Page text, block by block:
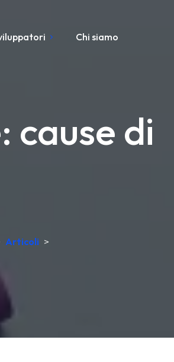
Chi siamo
cause di
Articoli >